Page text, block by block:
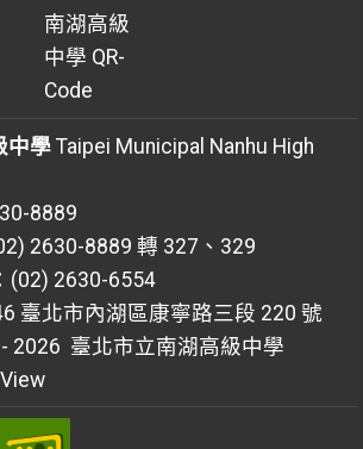
中學Taipei Municipal Nanhu High
8889
2630-8889 轉 327、329
(02) 2630-6554
臺北市內湖區康寧路三段 220 號
2026 臺北市立南湖高級中學